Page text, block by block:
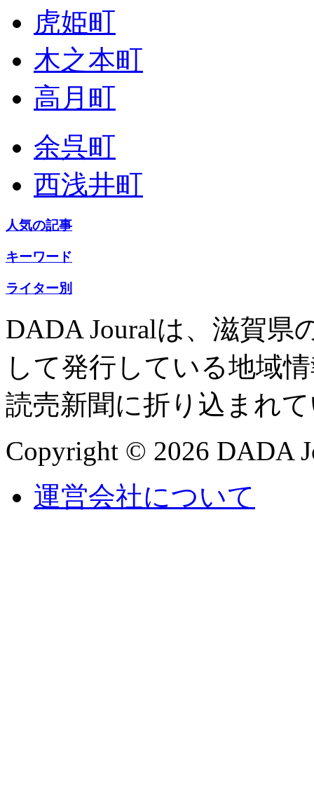
虎姫町
木之本町
高月町
余呉町
西浅井町
人気の記事
キーワード
ライター別
DADA Jouralは、滋賀県
して発行している地域
読売新聞に折り込まれ
Copyright © 2026 DADA
運営会社について